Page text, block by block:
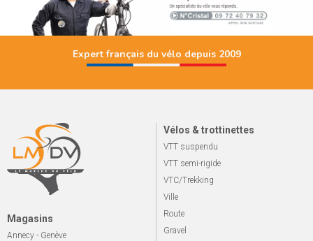
Expert français du vélo depuis 2009
Magasins
Annecy - Genève
Vélos & trottinettes
VTT suspendu
VTT semi-rigide
VTC/Trekking
Ville
Route
Gravel